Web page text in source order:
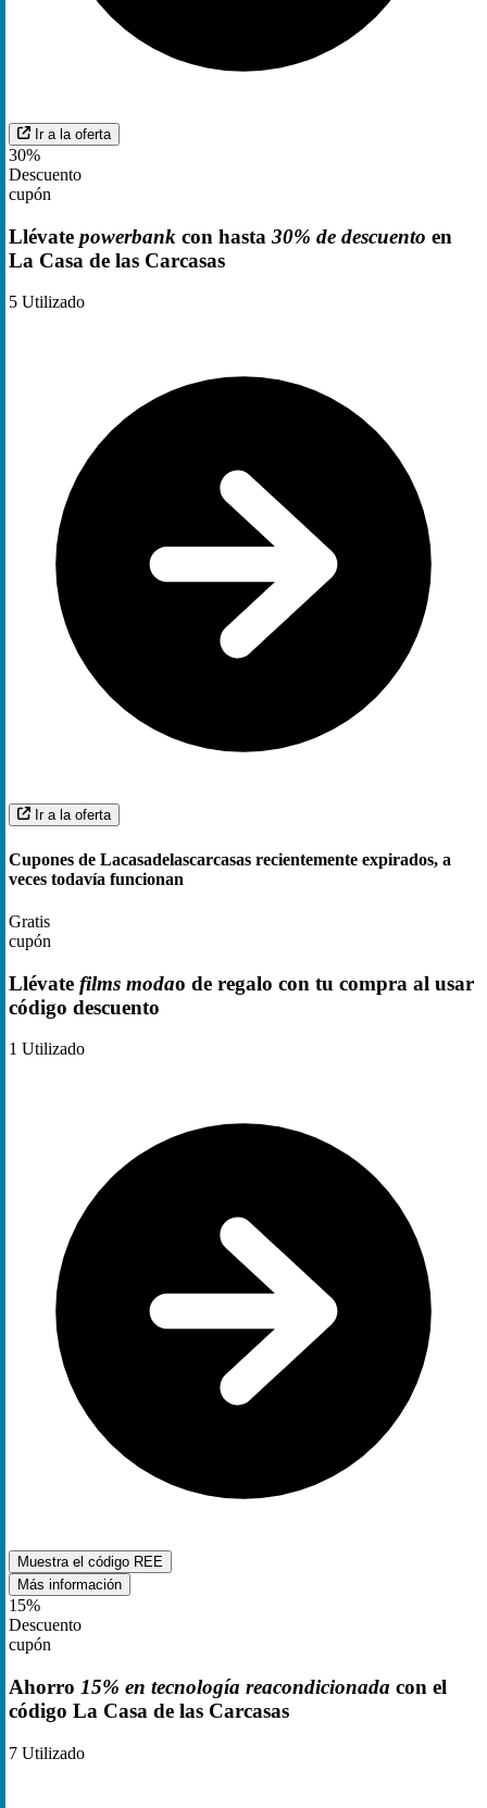
Ir a la oferta
30%
Descuento
cupón
Llévate powerbank con hasta 30% de descuento en
La Casa de las Carcasas
5 Utilizado
Ir a la oferta
Cupones de Lacasadelascarcasas recientemente expirados, a
veces todavía funcionan
Gratis
cupón
Llévate films modao de regalo con tu compra al usar
código descuento
1 Utilizado
Muestra el código REE
Más información
15%
Descuento
cupón
Ahorro 15% en tecnología reacondicionada con el
código La Casa de las Carcasas
7 Utilizado